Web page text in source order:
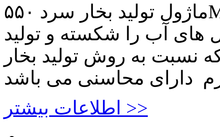
ماژول تولید بخار سرد ۵۵۰ML ماژول تولید بخار سرد از
های آب را شکسته و تولید
نسبت به روش تولید بخار
اطلاعات بیشتر >>